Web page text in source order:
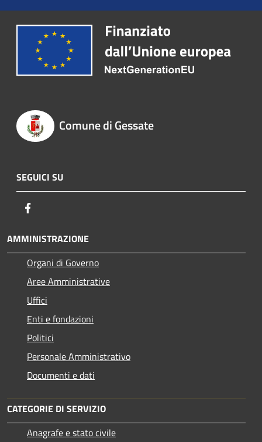
Comune di Gessate
SEGUICI SU
AMMINISTRAZIONE
Organi di Governo
Aree Amministrative
Uffici
Enti e fondazioni
Politici
Personale Amministrativo
Documenti e dati
CATEGORIE DI SERVIZIO
Anagrafe e stato civile